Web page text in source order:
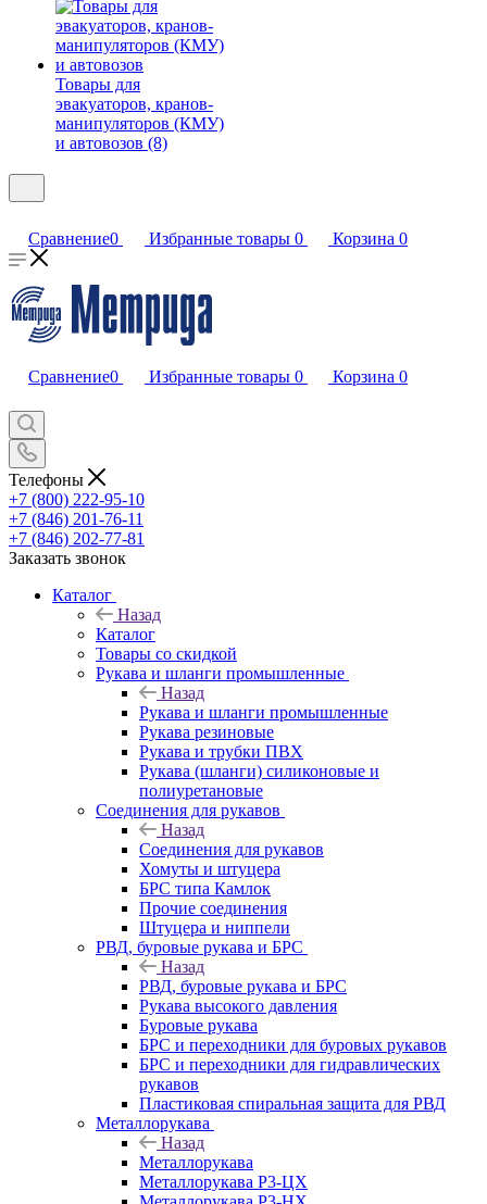
Товары для
эвакуаторов, кранов-
манипуляторов (КМУ)
и автовозов (8)
Сравнение0 Избранные товары 0 Корзина 0
Сравнение0 Избранные товары 0 Корзина 0
Телефоны
+7 (800) 222-95-10
+7 (846) 201-76-11
+7 (846) 202-77-81
Заказать звонок
Каталог
Назад
Каталог
Товары со скидкой
Рукава и шланги промышленные
Назад
Рукава и шланги промышленные
Рукава резиновые
Рукава и трубки ПВХ
Рукава (шланги) силиконовые и
полиуретановые
Соединения для рукавов
Назад
Соединения для рукавов
Хомуты и штуцера
БРС типа Камлок
Прочие соединения
Штуцера и ниппели
РВД, буровые рукава и БРС
Назад
РВД, буровые рукава и БРС
Рукава высокого давления
Буровые рукава
БРС и переходники для буровых рукавов
БРС и переходники для гидравлических
рукавов
Пластиковая спиральная защита для РВД
Металлорукава
Назад
Металлорукава
Металлорукава Р3-ЦХ